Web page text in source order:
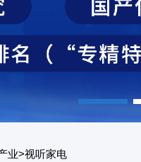
业>视听家电